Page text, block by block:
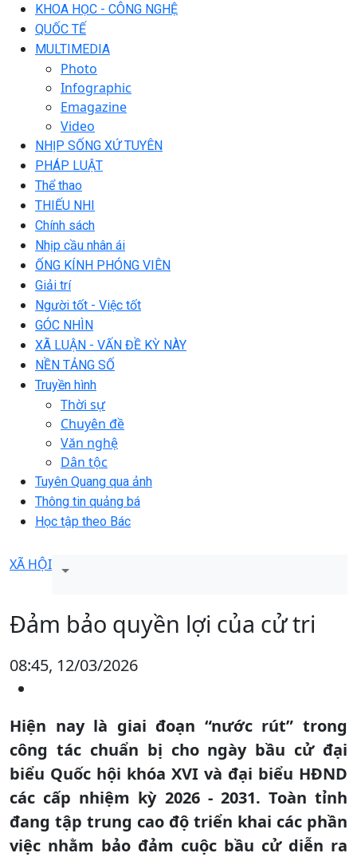
KHOA HỌC - CÔNG NGHỆ
QUỐC TẾ
MULTIMEDIA
Photo
Infographic
Emagazine
Video
NHỊP SỐNG XỨ TUYÊN
PHÁP LUẬT
Thể thao
THIẾU NHI
Chính sách
Nhịp cầu nhân ái
ỐNG KÍNH PHÓNG VIÊN
Giải trí
Người tốt - Việc tốt
GÓC NHÌN
XÃ LUẬN - VẤN ĐỀ KỲ NÀY
NỀN TẢNG SỐ
Truyền hình
Thời sự
Chuyên đề
Văn nghệ
Dân tộc
Tuyên Quang qua ảnh
Thông tin quảng bá
Học tập theo Bác
XÃ HỘI
Đảm bảo quyền lợi của cử tri
08:45, 12/03/2026
Hiện nay là giai đoạn “nước rút” trong
công tác chuẩn bị cho ngày bầu cử đại
biểu Quốc hội khóa XVI và đại biểu HĐND
các cấp nhiệm kỳ 2026 - 2031. Toàn tỉnh
đang tập trung cao độ triển khai các phần
việc nhằm bảo đảm cuộc bầu cử diễn ra